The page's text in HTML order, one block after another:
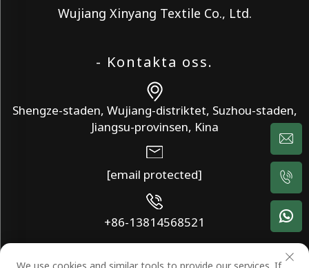
Wujiang Xinyang Textile Co., Ltd.
- Kontakta oss.
Shengze-staden, Wujiang-distriktet, Suzhou-staden,
Jiangsu-provinsen, Kina
[email protected]
+86-13814568521